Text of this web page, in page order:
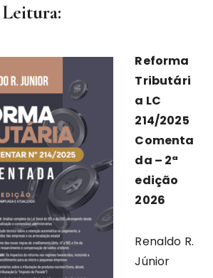
Leitura:
Reforma
Tributári
a LC
214/2025
Comenta
da – 2ª
edição
2026
Renaldo R.
Júnior